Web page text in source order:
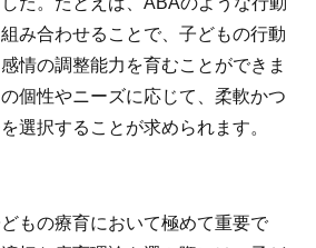
み合わせることで、子どもの行動
情の調整能力を育むことができま
個性やニーズに応じて、柔軟かつ
選択することが求められます。
もの療育において極めて重要で